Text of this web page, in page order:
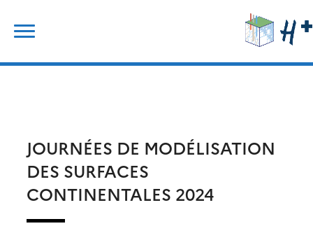
content
JOURNÉES DE MODÉLISATION
DES SURFACES
CONTINENTALES 2024